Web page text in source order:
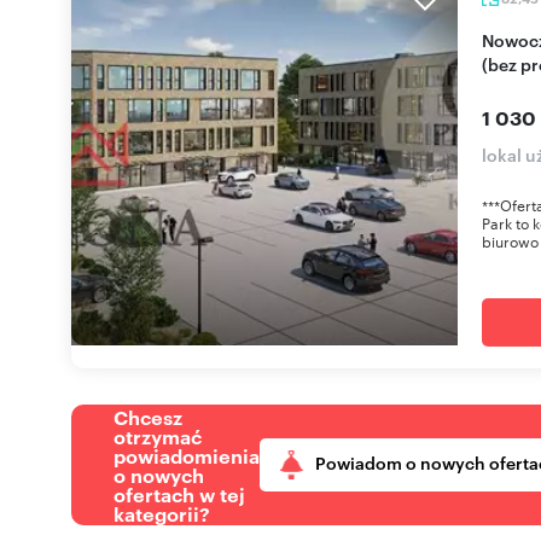
Nowoczesny lokal biurowo-usługowy 82,45 m²
(bez
1 030
lokal
Park to
biurowo
Chcesz
otrzymać
powiadomienia
o nowych
ofertach w tej
kategorii?
Powiadom o nowych